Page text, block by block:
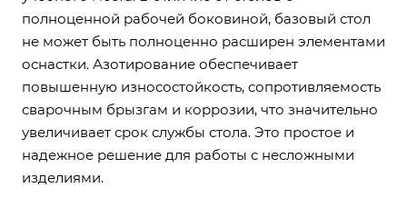
полноценной рабочей боковиной, базовый стол
не может быть полноценно расширен элементами
оснастки. Азотирование обеспечивает
повышенную износостойкость, сопротивляемость
сварочным брызгам и коррозии, что значительно
увеличивает срок службы стола. Это простое и
надежное решение для работы с несложными
изделиями.